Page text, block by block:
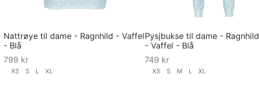
Nattrøye til dame - Ragnhild - Vaffel
- Blå
799 kr
XS S L XL
Pysjbukse til dame -
- Vaffel - Blå
749 kr
XS S M L XL